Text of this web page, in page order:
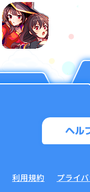
ヘル
利用規約 プライ